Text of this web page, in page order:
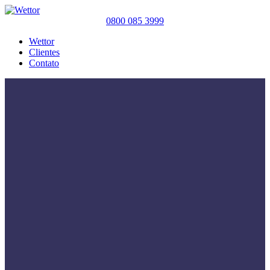
0800 085 3999
Wettor
Clientes
Contato